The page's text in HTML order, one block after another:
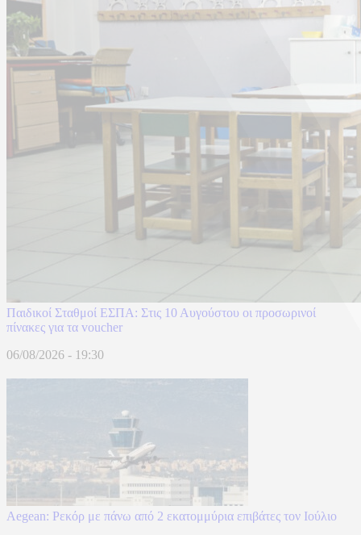
Παιδικοί Σταθμοί ΕΣΠΑ: Στις 10 Αυγούστου οι προσωρινοί
πίνακες για τα voucher
06/08/2026 - 19:30
Aegean: Ρεκόρ με πάνω από 2 εκατομμύρια επιβάτες τον Ιούλιο